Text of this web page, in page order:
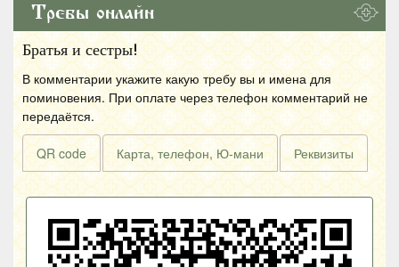
Требы онлайн
Братья и сестры!
В комментарии укажите какую требу вы и имена для
поминовения. При оплате через телефон комментарий не
передаётся.
QR code Карта, телефон, Ю-мани Реквизиты